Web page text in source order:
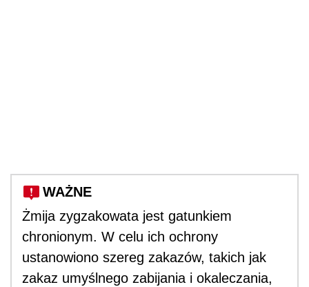
WAŻNE
Żmija zygzakowata jest gatunkiem
chronionym. W celu ich ochrony
ustanowiono szereg zakazów, takich jak
zakaz umyślnego zabijania i okaleczania,